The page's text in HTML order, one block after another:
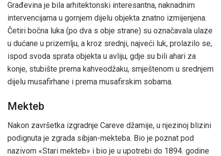
Građevina je bila arhitektonski interesantna, naknadnim
intervencijama u gornjem dijelu objekta znatno izmijenjena.
Četiri bočna luka (po dva s obje strane) su označavala ulaze
u dućane u prizemlju, a kroz srednji, najveći luk, prolazilo se,
ispod svoda sprata objekta u avliju, gdje su bili ahari za
konje, stubište prema kahveodžaku, smještenom u srednjem
dijelu musafirhane i prema musafirskim sobama.
Mekteb
Nakon završetka izgradnje Careve džamije, u njezinoj blizini
podignuta je zgrada sibjan-mekteba. Bio je poznat pod
nazivom «Stari mekteb» i bio je u upotrebi do 1894. godine